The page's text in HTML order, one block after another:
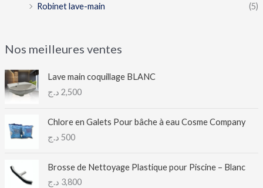
Robinet lave-main
(5)
Nos meilleures ventes
Lave main coquillage BLANC
2,500 د.ج
Chlore en Galets Pour bâche à eau Cosme Company
500 د.ج
Brosse de Nettoyage Plastique pour Piscine – Blanc
3,800 د.ج